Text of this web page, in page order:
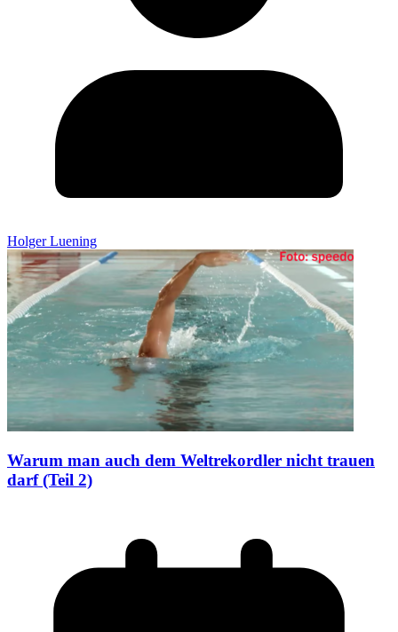
Holger Luening
Warum man auch dem Weltrekordler nicht trauen
darf (Teil 2)